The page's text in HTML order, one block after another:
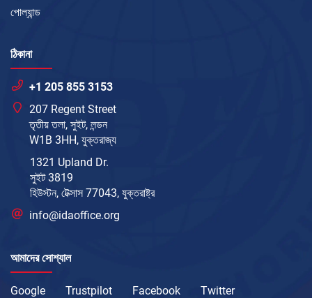
পোল্যান্ড
ঠিকানা
+1 205 855 3153
207 Regent Street
তৃতীয় তলা, সুইট, লন্ডন
W1B 3HH, যুক্তরাজ্য
1321 Upland Dr.
সুইট 3819
হিউস্টন, টেক্সাস 77043, যুক্তরাষ্ট্র
info@idaoffice.org
আমাদের সোশ্যাল
Google Trustpilot Facebook
Twitter